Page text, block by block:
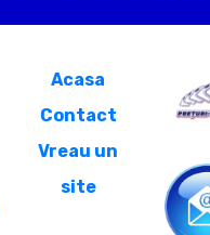
Acasa
Contact
Vreau un
site